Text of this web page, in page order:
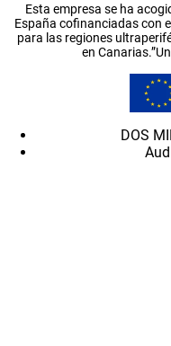
Esta empresa se ha
España cofinanciadas con
para las regiones
en
DOS